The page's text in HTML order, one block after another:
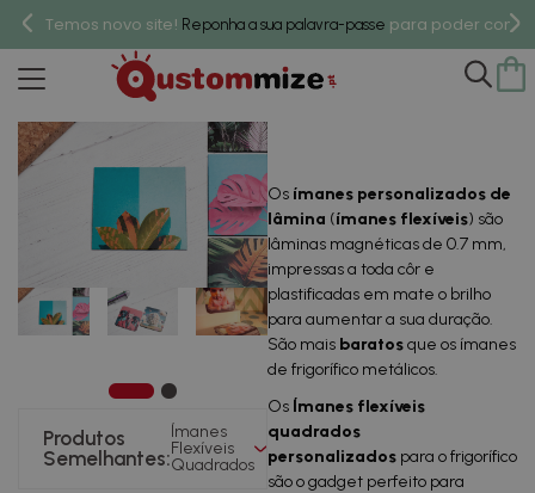
Temos novo site! Reponha a sua palavra-passe para poder
Ímanes Flexíveis Quadrados
Produtos
Semelhantes:
Ímanes
Flexíveis
Quadrados
Os ímanes personalizados de
lâmina (ímanes flexíveis) são
lâminas magnéticas de 0.7 mm,
impressas a toda côr e
plastificadas em mate o brilho
para aumentar a sua duração.
São mais baratosque os ímanes
de frigorífico metálicos.
Os Ímanes flexíveis
quadrados
personalizados para o frigorífico
são o gadget perfeito para